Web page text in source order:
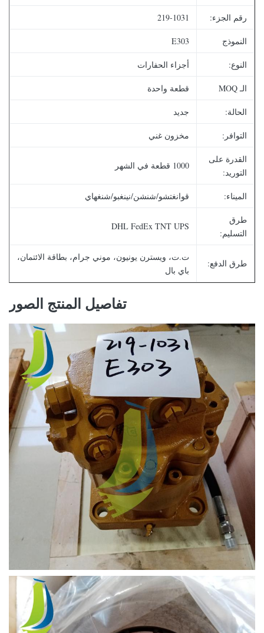
رقم الجزء: 219-1031
النموذج E303
النوع: أجزاء الحفارات
الـ MOQ قطعة واحدة
الحالة: جديد
التوافر: مخزون غني
القدرة على
التوريد:
1000 قطعة في الشهر
الميناء: قوانغتشو/شنشن/نينغبو/شنغهاي
طرق
التسليم:
DHL FedEx TNT UPS
طرق الدفع:
ت.ت، ويسترن يونيون، موني جرام، بطاقة الائتمان،
باي بال
تفاصيل المنتج الصور